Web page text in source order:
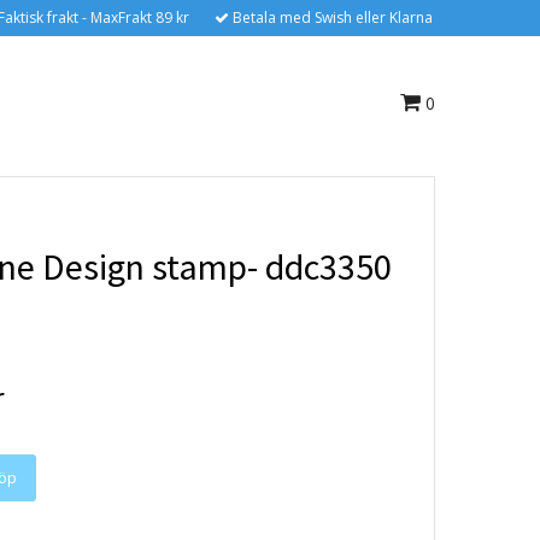
frakt - MaxFrakt 89 kr Betala med Swish eller Klarna
0
Design stamp- ddc3350